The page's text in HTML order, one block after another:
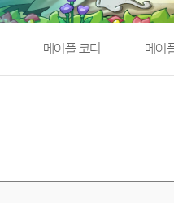
메이플 코디 메이